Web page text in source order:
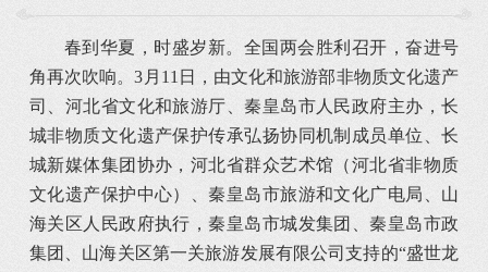
春到华夏，时盛岁新。全国两会胜利召开，奋进号
角再次吹响。3月11日，由文化和旅游部非物质文化遗产
司、河北省文化和旅游厅、秦皇岛市人民政府主办，长
城非物质文化遗产保护传承弘扬协同机制成员单位、长
城新媒体集团协办，河北省群众艺术馆（河北省非物质
文化遗产保护中心）、秦皇岛市旅游和文化广电局、山
海关区人民政府执行，秦皇岛市城发集团、秦皇岛市政
集团、山海关区第一关旅游发展有限公司支持的“盛世龙